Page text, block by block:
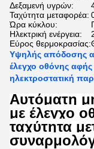
Δεξαμενή υγρών:
Ταχύτητα μεταφορέα:
Ώρα κύκλου:
Ηλεκτρική ενέργεια:
Εύρος θερμοκρασίας:
Υψηλής απόδοσης
έλεγχο οθόνης αφής
ηλεκτροστατική
Αυτόματη
με έλεγχο
ταχύτητα